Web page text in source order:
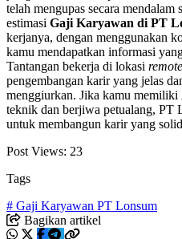
telah mengupas secara
estimasi Gaji Karyawan di PT
kerjanya, dengan menggunakan
kamu mendapatkan informasi
Tantangan bekerja di lokasi remote
pengembangan karir yang jelas
menggiurkan. Jika kamu memiliki
teknik dan berjiwa petualang, PT
untuk membangun karir yang
Post Views: 23
Tags
# Gaji Karyawan PT Lonsum
Bagikan artikel